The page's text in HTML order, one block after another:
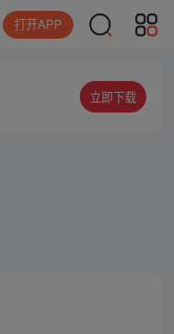
打开APP
立即下载